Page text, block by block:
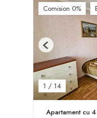
Comision 0%
1 / 14
Previous
Apartament cu